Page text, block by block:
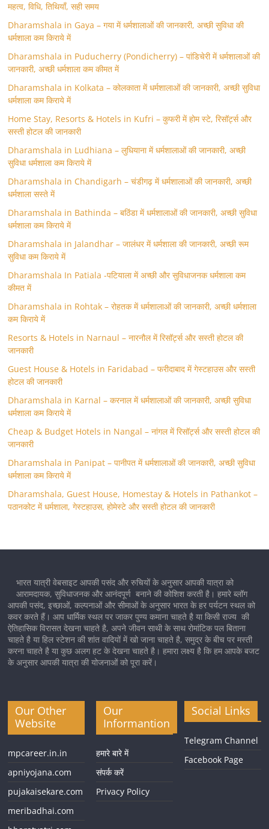
महत्व, विधि, तिथियाँ, सही समय
Dharamshala in Gaya – गया में धर्मशालाओं की जानकारी, अच्छी सुविधा की
धर्मशाला कम किराये में
Dharamshala in Puducherry (Pondicherry) – पांडिचेरी में धर्मशालाओं की
जानकारी, अच्छी धर्मशाला कम कीमत में
Dharamshala in Kolkata – कोलकाता में धर्मशालाओं की जानकारी, अच्छी सुविधा
धर्मशाला कम किराये में
Home Stay, Resorts & Hotels in Kufri – कुफरी में होम स्‍टे, रिसॉर्ट्स और
सस्ती होटल की जानकारी
Dharamshala in Ludhiana – लुधियाना में धर्मशालाओं की जानकारी, अच्छी
सुविधा धर्मशाला कम किराये में
Dharamshala in Chandigarh – चंडीगढ़ में धर्मशालाओं की जानकारी, अच्छी
धर्मशाला सस्ते में
Dharamshala in Bathinda – बठिंडा में धर्मशालाओं की जानकारी, अच्छी सुविधा
धर्मशाला कम किराये में
Dharamshala in Jalandhar – जालंधर में धर्मशाला की जानकारी, अच्छी रूम
सुविधा कम किराये में
Dharamshala In Patiala -पटियाला में अच्छी और सुविधाजनक धर्मशाला कम
कीमत में
Dharamshala in Rohtak – रोहतक में धर्मशालाओं की जानकारी, अच्छी धर्मशाला
कम किराये में
Resorts & Hotels in Narnaul – नारनौल में रिसॉर्ट्स और सस्ती होटल की
जानकारी
Guest House & Hotels in Faridabad – फरीदाबाद में गेस्टहाउस और सस्ती
होटल की जानकारी
Dharamshala in Karnal – करनाल में धर्मशालाओं की जानकारी, अच्छी सुविधा
धर्मशाला कम किराये में
Cheap & Budget Hotels in Nangal – नांगल में रिसॉर्ट्स और सस्ती होटल की
जानकारी
Dharamshala in Panipat – पानीपत में धर्मशालाओं की जानकारी, अच्छी सुविधा
धर्मशाला कम किराये में
Dharamshala, Guest House, Homestay & Hotels in Pathankot –
पठानकोट में धर्मशाला, गेस्टहाउस, होमेस्टे और सस्ती होटल की जानकारी
भारत यात्री वेबसाइट आपकी पसंद और रुचियों के अनुसार आपकी यात्रा को
आरामदायक, सुविधाजनक और आनंदपूर्ण बनाने की कोशिश करती है। हमारे ब्लॉग
आपकी पसंद, इच्छाओं, कल्पनाओं और सीमाओं के अनुसार भारत के हर पर्यटन स्थल को
कवर करते हैं। आप धार्मिक स्थल पर जाकर पुण्य कमाना चाहते है या किसी राज्य की
ऐतिहासिक विरासत देखना चाहते है, अपने जीवन साथी के साथ रोमांटिक पल बिताना
चाहते है या हिल स्टेशन की शांत वादियों में खो जाना चाहते है, समुद्र के बीच पर मस्ती
करना चाहते है या कुछ अलग हट के देखना चाहते है। हमारा लक्ष्य है कि हम आपके बजट
के अनुसार आपकी यात्रा की योजनाओं को पूरा करें।
Our Other
Website
mpcareer.in.in
apniyojana.com
pujakaisekare.com
meribadhai.com
Our
Informantion
हमारे बारे में
संपर्क करें
Privacy Policy
Social Links
Telegram Channel
Facebook Page